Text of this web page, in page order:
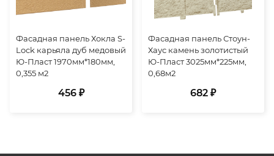
Фасадная панель Хокла S-
Lock карьяла дуб медовый
Ю-Пласт 1970мм*180мм,
0,355 м2
456 ₽
Фасадная панель Стоун-
Хаус камень золотистый
Ю-Пласт 3025мм*225мм,
0,68м2
682 ₽